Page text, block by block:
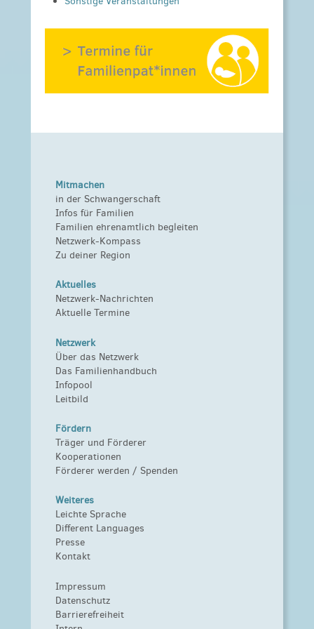
vorlesen.
Kosten: kostenlos
Anmeldeinformationen:bei Fragen:
03395/302573 (Stadtbibliothek Pritzwalk) oder
Mitmachen
in der Schwangerschaft
Infos für Familien
Familien ehrenamtlich begleiten
Netzwerk-Kompass
Zu deiner Region
Aktuelles
Netzwerk-Nachrichten
Aktuelle Termine
Netzwerk
Über das Netzwerk
Das Familienhandbuch
Infopool
Leitbild
Fördern
Träger und Förderer
Kooperationen
Förderer werden / Spenden
Weiteres
Leichte Sprache
Different Languages
Presse
Kontakt
Impressum
Datenschutz
Barrierefreiheit